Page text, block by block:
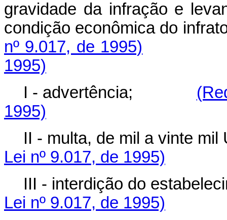
gravidade da infração e
condição econômica
nº 9.017, de 1995)
1995)
I - advertência;
1995)
II - multa, de mil a
Lei nº 9.017, de 1995)
III - interdição do
Lei nº 9.017, de 1995)